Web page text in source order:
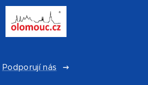
Podporují nás